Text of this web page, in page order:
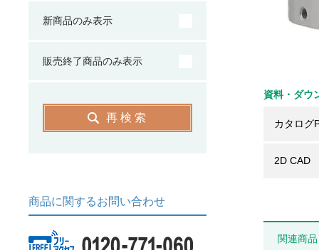
資料・ダウ
カタログ
2D CAD
関連商品
新商品のみ表示
販売終了商品のみ表示
再検索
商品に関するお問い合わせ